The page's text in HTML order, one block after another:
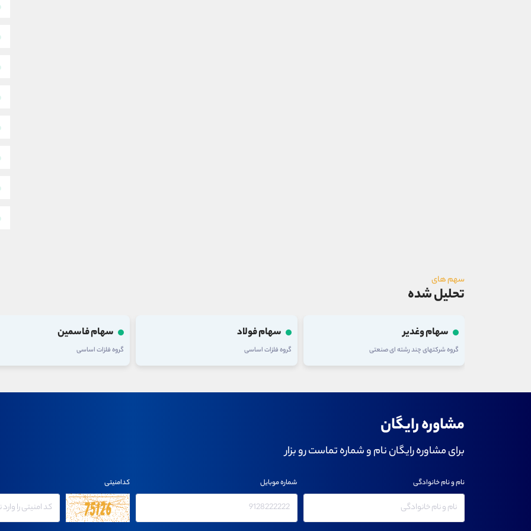
سهم های
تحلیل شده
سهام وغدیر
گروه شرکتهای چند رشته ای صنعتی
سهام فولاد
گروه فلزات اساسی
سهام فاسمین
گروه فلزات اساسی
مشاوره رایگان
برای مشاوره رایگان نام و شماره تماست رو بزار
نام و نام خانوادگی شماره موبایل کدامنیتی